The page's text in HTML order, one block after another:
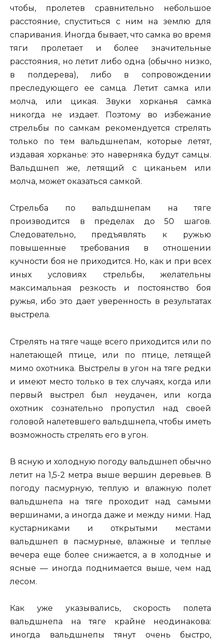
чтобы, пролетев сравнительно небольшое
расстояние, спуститься с ним на землю для
спаривания. Иногда бывает, что самка во время
тяги пролетает и более значительные
расстояния, но летит либо одна (обычно низко,
в полдерева), либо в сопровождении
преследующего ее самца. Летит самка или
молча, или цикая. Звуки хорканья самка
никогда не издает. Поэтому во избежание
стрельбы по самкам рекомендуется стрелять
только по тем вальдшнепам, которые летят,
издавая хорканье: это наверняка будут самцы.
Вальдшнеп же, летящий с циканьем или
молча, может оказаться самкой.
Стрельба по вальдшнепам на тяге
производится в пределах до 50 шагов.
Следовательно, предъявлять к ружью
повышенные требования в отношении
кучности боя не приходится. Но, как и при всех
иных условиях стрельбы, желательны
максимальная резкость и постоянство боя
ружья, ибо это дает уверенность в результатах
выстрела.
Стрелять на тяге чаще всего приходится или по
налетающей птице, или по птице, летящей
мимо охотника. Выстрелы в угон на тяге редки
и имеют место только в тех случаях, когда или
первый выстрел был неудачен, или когда
охотник сознательно пропустил над своей
головой налетевшего вальдшнепа, чтобы иметь
возможность стрелять его в угон.
В ясную и холодную погоду вальдшнеп обычно
летит на 1,5-2 метра выше вершин деревьев. В
погоду пасмурную, теплую и влажную полет
вальдшнепа на тяге проходит над самыми
вершинами, а иногда даже и между ними. Над
кустарниками и открытыми местами
вальдшнеп в пасмурные, влажные и теплые
вечера еще более снижается, а в холодные и
ясные — иногда поднимается выше, чем над
лесом.
Как уже указывались, скорость полета
вальдшнепа на тяге крайне неодинакова:
иногда вальдшнепы тянут очень быстро,